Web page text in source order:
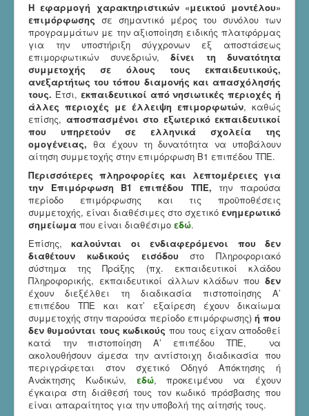
Η εφαρμογή χαρακτηριστικών «μεικτού μοντέλου»
επιμόρφωσης σε σημαντικό μέρος του συνόλου των
προγραμμάτων με την αξιοποίηση ειδικής πλατφόρμας
για την υποστήριξη σύγχρονων εξ αποστάσεως
επιμορφωτικών συνεδριών, δίνει τη δυνατότητα
συμμετοχής σε όλους τους εκπαιδευτικούς,
ανεξαρτήτως του τόπου διαμονής και απασχόλησής
τους. Έτσι, εκπαιδευτικοί από νησιωτικές περιοχές ή
άλλες περιοχές με έλλειψη επιμορφωτών, καθώς
επίσης, αποσπασμένοι στο εξωτερικό εκπαιδευτικοί
που υπηρετούν σε ελληνικά σχολεία της
ομογένειας, θα έχουν τη δυνατότητα να υποβάλουν
αίτηση συμμετοχής στην επιμόρφωση Β1 επιπέδου ΤΠΕ.
Περισσότερες πληροφορίες και λεπτομέρειες για
την Επιμόρφωση Β1 επιπέδου ΤΠΕ, την παρούσα
περίοδο επιμόρφωσης και τις προϋποθέσεις
συμμετοχής, είναι διαθέσιμες στο σχετικό ενημερωτικό
σημείωμα που είναι διαθέσιμο εδώ.
Επίσης,καλούνται οι ενδιαφερόμενοι που δεν
διαθέτουν κωδικούς εισόδου στο Πληροφοριακό
σύστημα της Πράξης (πχ. εκπαιδευτικοί κλάδου
Πληροφορικής, εκπαιδευτικοί άλλων κλάδων που δεν
έχουν διεξέλθει τη διαδικασία πιστοποίησης Α’
επιπέδου ΤΠΕ και κατ’ εξαίρεση έχουν δικαίωμα
συμμετοχής στην παρούσα περίοδο επιμόρφωσης) ή που
δεν θυμούνται τους κωδικούς που τους είχαν αποδοθεί
κατά την πιστοποίηση Α’ επιπέδου ΤΠΕ, να
ακολουθήσουν άμεσα την αντίστοιχη διαδικασία που
περιγράφεται στον σχετικό Οδηγό Απόκτησης ή
Ανάκτησης Κωδικών, εδώ, προκειμένου να έχουν
έγκαιρα στη διάθεσή τους τον κωδικό πρόσβασης που
είναι απαραίτητος για την υποβολή της αίτησής τους.